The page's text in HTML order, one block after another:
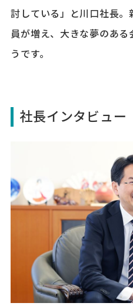
討している」と川口社長
員が増え、大きな夢のあ
うです。
社長インタビュー